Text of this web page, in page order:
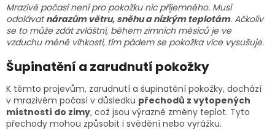
Mrazivé počasí není pro pokožku nic příjemného. Musí
odolávatnárazům větru, sněhu a nízkým teplotám. Ačkoliv
se to může zdát zvláštní, během zimních měsíců je ve
vzduchu méně vlhkosti, tím pádem se pokožka více vysušuje.
Šupinatění a zarudnutí pokožky
K těmto projevům, zarudnutí a šupinatění pokožky, dochází
v mrazivém počasí v důsledku přechodů z vytopených
místností do zimy, což jsou výrazné změny teplot. Tyto
přechody mohou způsobit i svědění nebo vyrážku.